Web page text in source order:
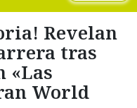
Revelan
tras
«Las
World